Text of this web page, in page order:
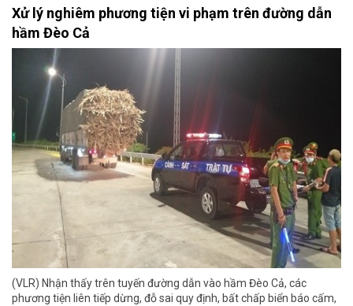
Xử lý nghiêm phương tiện vi phạm trên đường dẫn
hầm Đèo Cả
(VLR) Nhận thấy trên tuyến đường dẫn vào hầm Đèo Cả, các
phương tiện liên tiếp dừng, đỗ sai quy định, bất chấp biển báo cấm,